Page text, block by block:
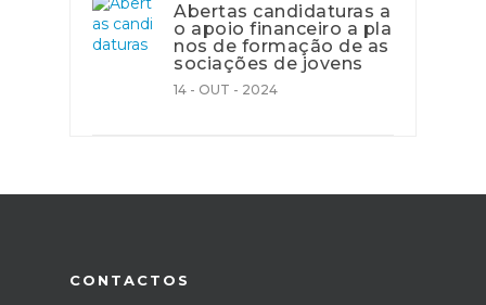
Abertas candidaturas a
o apoio financeiro a pla
nos de formação de as
sociações de jovens
14 - OUT - 2024
CONTACTOS